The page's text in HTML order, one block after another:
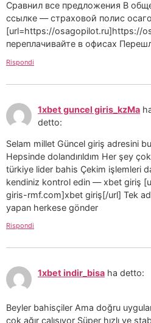
Сравнил все предложения В
ссылке — страховой полис
[url=https://osagopilot.ru]https://
переплачивайте в офисах
Rispondi
1xbet guncel giris_kzMa
detto:
Selam millet Güncel giriş adresini
Hepsinde dolandırıldım Her şey
türkiye lider bahis Çekim işlemleri
kendiniz kontrol edin — xbet giriş
giris-rmf.com]xbet giriş[/url] Tek
yapan herkese gönder
Rispondi
1xbet indir_bisa ha detto:
Beyler bahisçiler Ama doğru
çok ağır çalışıyor Süper hızlı ve